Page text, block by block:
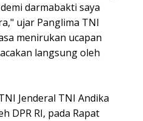
darmabakti saya
ujar Panglima TNI
menirukan ucapan
langsung oleh
Jenderal TNI Andika
DPR RI, pada Rapat